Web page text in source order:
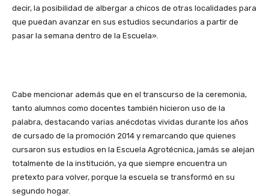
decir, la posibilidad de albergar a chicos de otras localidades para
que puedan avanzar en sus estudios secundarios a partir de
pasar la semana dentro de la Escuela».
Cabe mencionar además que en el transcurso de la ceremonia,
tanto alumnos como docentes también hicieron uso de la
palabra, destacando varias anécdotas vividas durante los años
de cursado de la promoción 2014 y remarcando que quienes
cursaron sus estudios en la Escuela Agrotécnica, jamás se alejan
totalmente de la institución, ya que siempre encuentra un
pretexto para volver, porque la escuela se transformó en su
segundo hogar.